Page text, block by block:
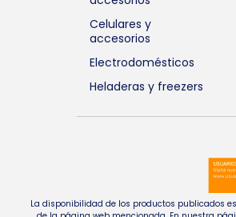
Celulares y
accesorios
Electrodomésticos
Heladeras y freezers
La disponibilidad de los productos publicados